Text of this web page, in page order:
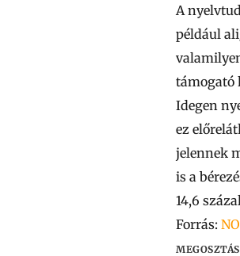
A
például
támogató
Idegen
ez
jelennek
is a
14,6
Forrás: